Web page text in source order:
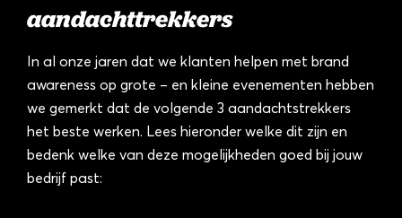
aandachttrekkers
In al onze jaren dat we klanten helpen met brand
awareness op grote – en kleine evenementen hebben
we gemerkt dat de volgende 3 aandachtstrekkers
het beste werken. Lees hieronder welke dit zijn en
bedenk welke van deze mogelijkheden goed bij jouw
bedrijf past: